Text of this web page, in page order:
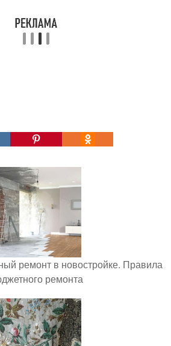
ремонт в новостройке. Правила
ремонта